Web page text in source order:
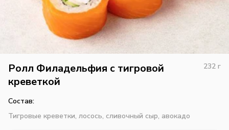
Ролл Филадельфия с тигровой
креветкой
232 г
Состав:
Тигровые креветки, лосось, сливочный сыр, авокадо